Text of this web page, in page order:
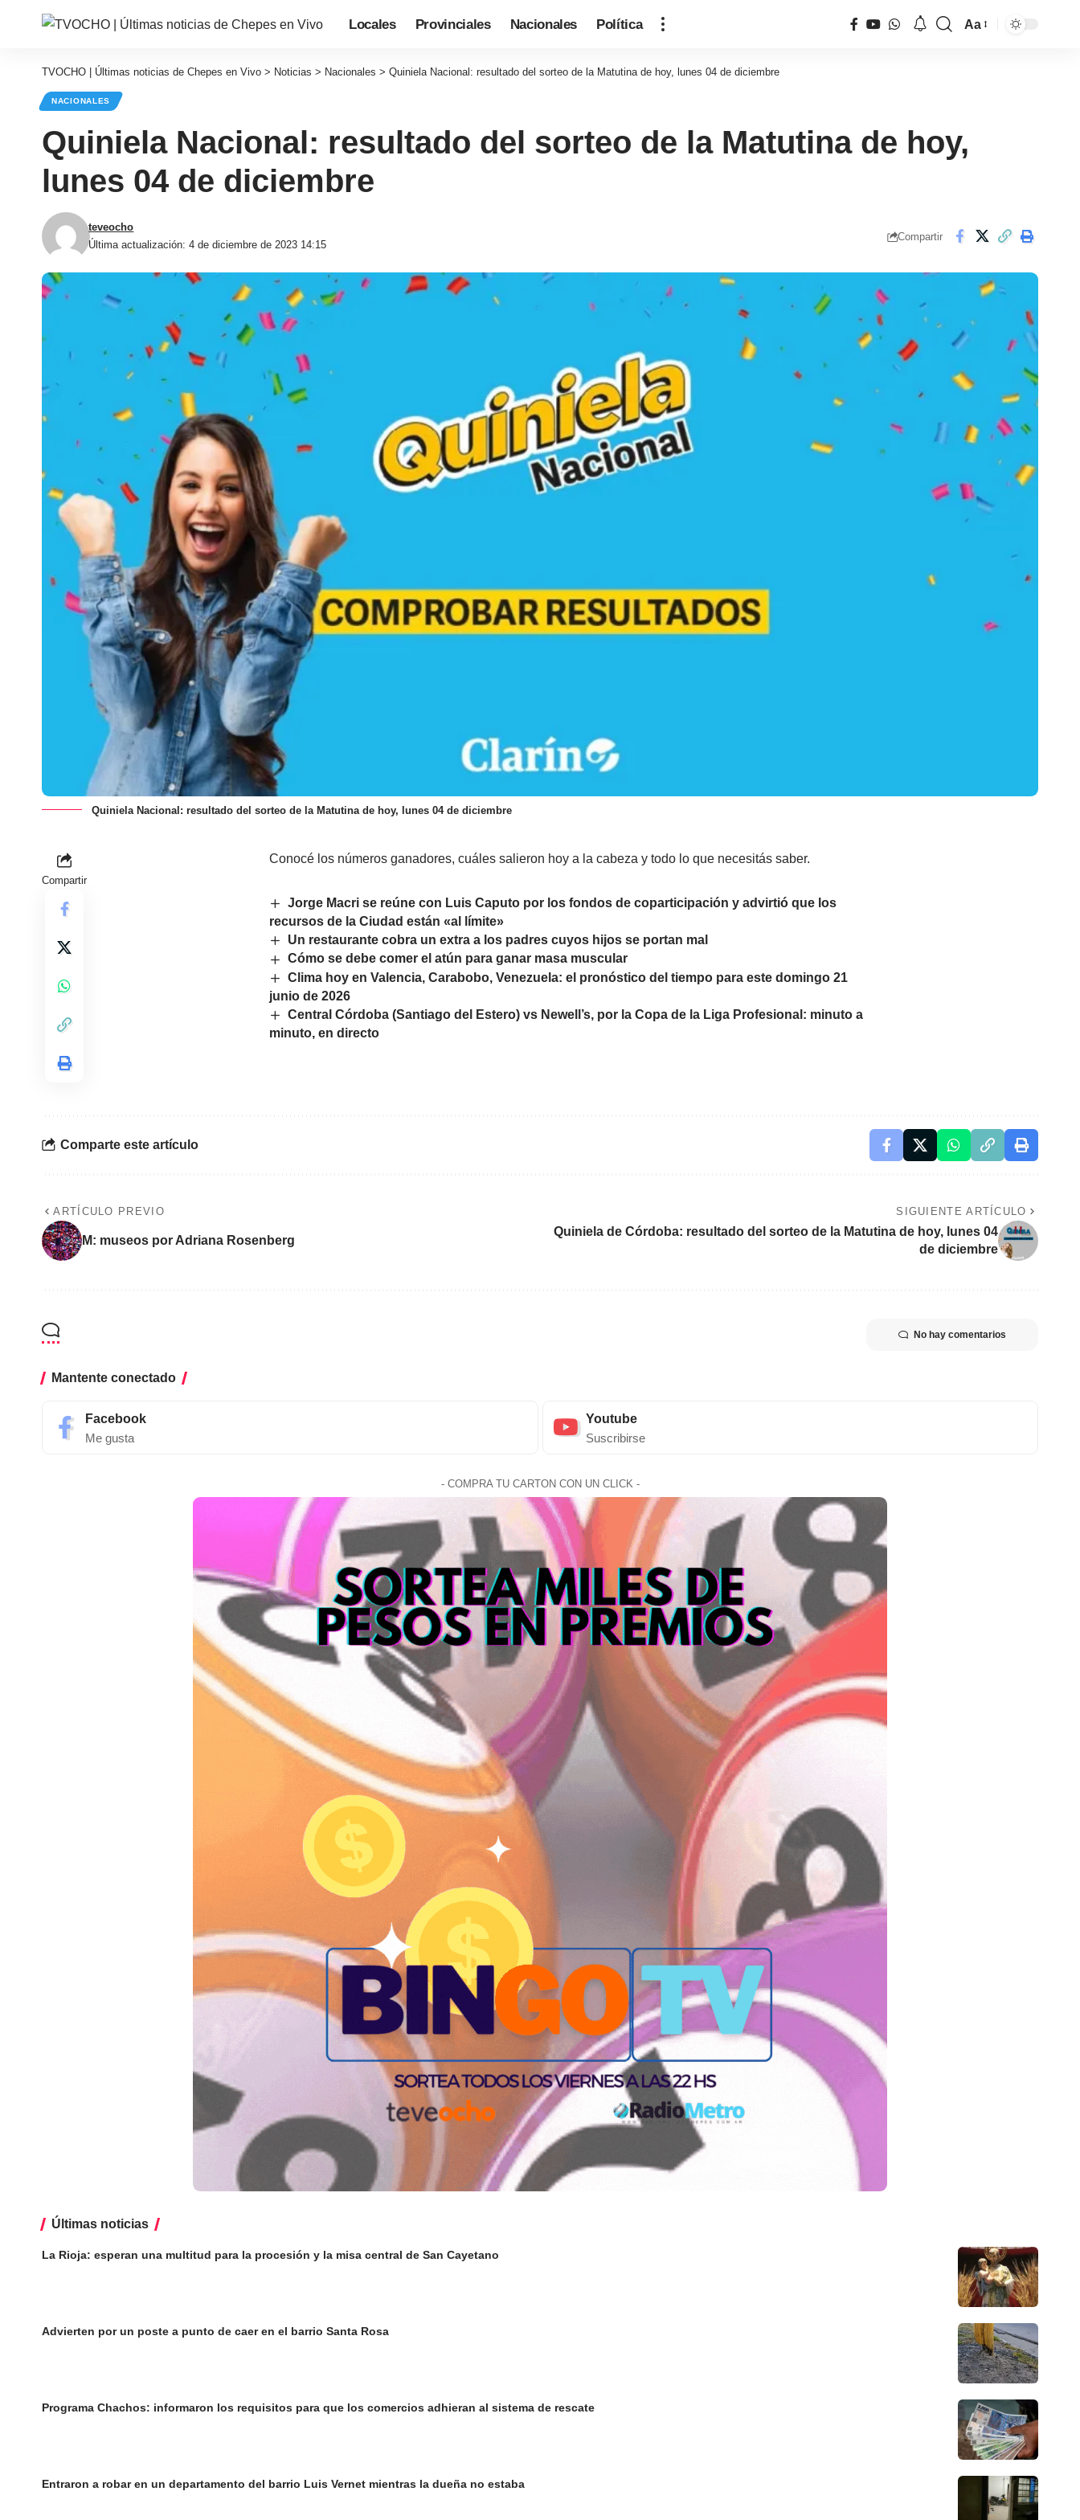
Locales Provinciales Nacionales Política Aa
TVOCHO | Últimas noticias de Chepes en Vivo > Noticias > Nacionales > Quiniela Nacional: resultado del sorteo de la Matutina de hoy, lunes 04 de diciembre
NACIONALES
Quiniela Nacional: resultado del sorteo de la Matutina de hoy,
lunes 04 de diciembre
Última actualización: 4 de diciembre de 2023 14:15
teveocho
Compartir
Quiniela Nacional: resultado del sorteo de la Matutina de hoy, lunes 04 de diciembre
Compartir
Conocé los números ganadores, cuáles salieron hoy a la cabeza y todo lo que necesitás saber.
Jorge Macri se reúne con Luis Caputo por los fondos de coparticipación y advirtió que los
recursos de la Ciudad están «al límite»
Un restaurante cobra un extra a los padres cuyos hijos se portan mal
Cómo se debe comer el atún para ganar masa muscular
Clima hoy en Valencia, Carabobo, Venezuela: el pronóstico del tiempo para este domingo 21
junio de 2026
Central Córdoba (Santiago del Estero) vs Newell’s, por la Copa de la Liga Profesional: minuto a
minuto, en directo
Comparte este artículo
ARTÍCULO PREVIO
M: museos por Adriana Rosenberg
SIGUIENTE ARTÍCULO
Quiniela de Córdoba: resultado del sorteo de la Matutina de hoy, lunes 04
de diciembre
No hay comentarios
Mantente conectado
Facebook
Me gusta
Youtube
Suscribirse
- COMPRA TU CARTON CON UN CLICK -
Últimas noticias
La Rioja: esperan una multitud para la procesión y la misa central de San Cayetano
Advierten por un poste a punto de caer en el barrio Santa Rosa
Programa Chachos: informaron los requisitos para que los comercios adhieran al sistema de rescate
Entraron a robar en un departamento del barrio Luis Vernet mientras la dueña no estaba